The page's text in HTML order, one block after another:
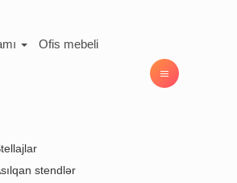
Ofis mebeli
stendlər